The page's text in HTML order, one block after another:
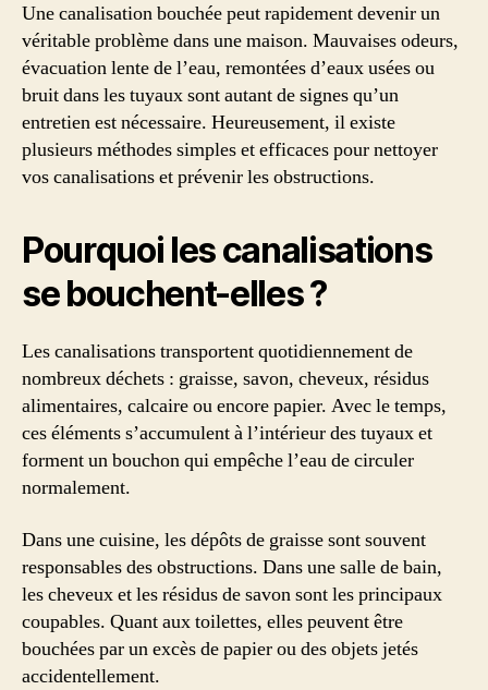
Une canalisation bouchée peut rapidement devenir un
véritable problème dans une maison. Mauvaises odeurs,
évacuation lente de l’eau, remontées d’eaux usées ou
bruit dans les tuyaux sont autant de signes qu’un
entretien est nécessaire. Heureusement, il existe
plusieurs méthodes simples et efficaces pour nettoyer
vos canalisations et prévenir les obstructions.
Pourquoi les canalisations
se bouchent-elles ?
Les canalisations transportent quotidiennement de
nombreux déchets : graisse, savon, cheveux, résidus
alimentaires, calcaire ou encore papier. Avec le temps,
ces éléments s’accumulent à l’intérieur des tuyaux et
forment un bouchon qui empêche l’eau de circuler
normalement.
Dans une cuisine, les dépôts de graisse sont souvent
responsables des obstructions. Dans une salle de bain,
les cheveux et les résidus de savon sont les principaux
coupables. Quant aux toilettes, elles peuvent être
bouchées par un excès de papier ou des objets jetés
accidentellement.